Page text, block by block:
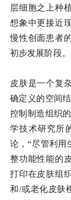
层细胞之上种
想象中更接近
慢性创面患者
初步发展阶段。
皮肤是一个复
确定义的空间
控制制造组织
学技术研究所
论，“尽管利用
整功能性能的
打印在皮肤组
和/或老化皮肤